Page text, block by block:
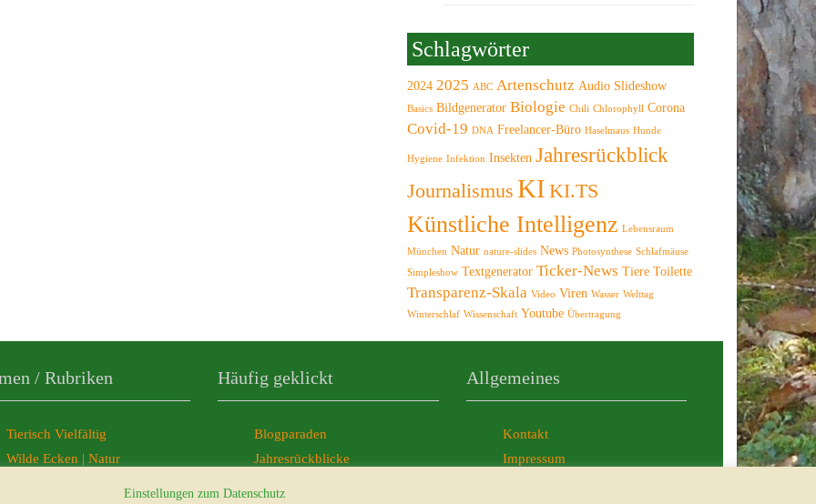
Schlagwörter
2024 2025 ABC Artenschutz Audio Slideshow
Basics Bildgenerator Biologie Chili Chlorophyll Corona
Covid-19 DNA Freelancer-Büro Haselmaus Hunde
Hygiene Infektion Insekten Jahresrückblick
Journalismus KI KI.TS
Künstliche Intelligenz Lebensraum
München Natur nature-slides News Photosynthese Schlafmäuse
Simpleshow Textgenerator Ticker-News Tiere Toilette
Transparenz-Skala Video Viren Wasser Welttag
Winterschlaf Wissenschaft Youtube Übertragung
/ Rubriken
Tierisch Vielfältig
Wilde Ecken | Natur
Häufig geklickt
Blogparaden
Jahresrückblicke
Allgemeines
Kontakt
Impressum
Einstellungen zum Datenschutz